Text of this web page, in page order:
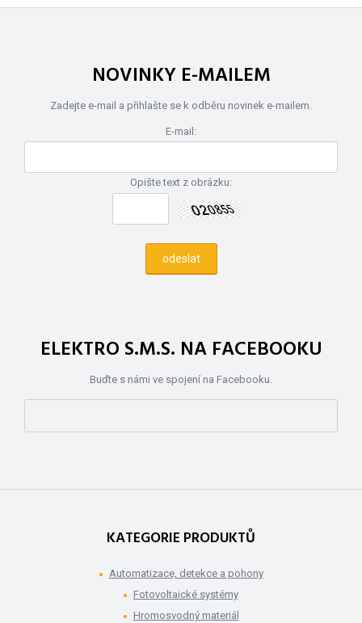
NOVINKY E-MAILEM
Zadejte e-mail a přihlašte se k odběru novinek e-mailem.
E-mail:
Opište text z obrázku:
ELEKTRO S.M.S. NA FACEBOOKU
Buďte s námi ve spojení na Facebooku.
KATEGORIE PRODUKTŮ
Automatizace, detekce a pohony
Fotovoltaické systémy
Hromosvodný materiál